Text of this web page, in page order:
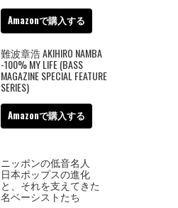
Amazonで購入する
難波章浩 AKIHIRO NAMBA
-100% MY LIFE (BASS
MAGAZINE SPECIAL FEATURE
SERIES)
Amazonで購入する
ニッポンの低音名人
日本ポップスの進化
と、それを支えてきた
名ベーシストたち